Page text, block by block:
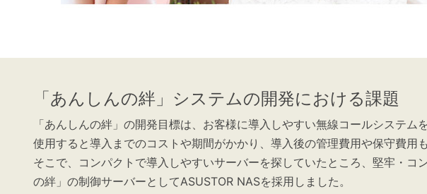
「あんしんの絆」システムの開発における課題
「あんしんの絆」の開発目標は、お客様に導入しやすい無線コールシステ
使用すると導入までのコストや期間がかかり、導入後の管理費用や保守費用
そこで、コンパクトで導入しやすいサーバーを探していたところ、堅牢・
の絆」の制御サーバーとしてASUSTOR NASを採用しました。